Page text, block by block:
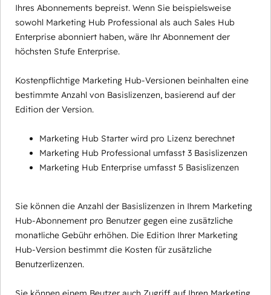
Ihres Abonnements bepreist. Wenn Sie beispielsweise
sowohl Marketing Hub Professional als auch Sales Hub
Enterprise abonniert haben, wäre Ihr Abonnement der
höchsten Stufe Enterprise.
Kostenpflichtige Marketing Hub-Versionen beinhalten eine
bestimmte Anzahl von Basislizenzen, basierend auf der
Edition der Version.
Marketing Hub Starter wird pro Lizenz berechnet
Marketing Hub Professional umfasst 3 Basislizenzen
Marketing Hub Enterprise umfasst 5 Basislizenzen
Sie können die Anzahl der Basislizenzen in Ihrem Marketing
Hub-Abonnement pro Benutzer gegen eine zusätzliche
monatliche Gebühr erhöhen. Die Edition Ihrer Marketing
Hub-Version bestimmt die Kosten für zusätzliche
Benutzerlizenzen.